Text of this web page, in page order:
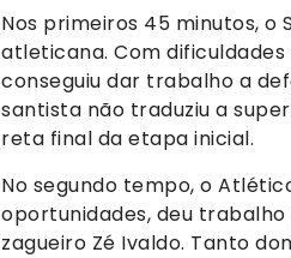
Nos primeiros 45 minutos, o
atleticana. Com
conseguiu dar trabalho a
santista não traduziu a
reta final da etapa inicial.
No segundo tempo, o
oportunidades, deu trabalho
zagueiro Zé Ivaldo. Tanto